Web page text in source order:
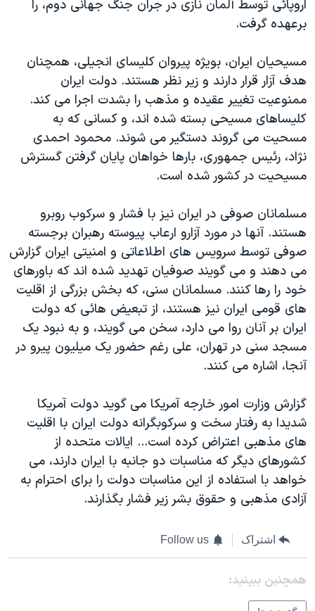
اروپائی توسط آلمان نازی در جران جنگ جهانی دوم، را
برعهده گرفت.
مسیحیان ایران، بویژه پیروان کلیسای انجیلی، همچنان
هدف آزار قرار دارند و زیر نظر هستند. دولت ایران
ممنوعیت تغییر عقیده و مذهب را بشدت اجرا می کند.
کلیساهای مسیحی بسته شده اند، و کسانی که به
مسحیت می گروند دستگیر می شوند. محمود احمدی
نژاد، رئیس جمهوری، بارها خواهان پایان گرفتن گسترش
مسیحیت در کشور شده است.
مسلمانان صوفی در ایران نیز با فشار و سرکوب روبرو
هستند. آنها در مورد آزارو ارعاب پیوسته رهبران برجسته
صوفی توسط سرویس های اطلاعاتی و امنیتی ایران گزارش
می دهند و می گویند صوفیان تهدید شده اند که باورهای
خود را رها کنند. مسلمانان سنی، که بخش بزرگی از اقلیت
های قومی ایران نیز هستند، از تبعیض هائی که دولت
ایران بر آنان روا می دارد، سخن می گویند، و به نبود یک
مسجد سنی در تهران، علی رغم حضور یک میلیون پیرو در
آنجا، اشاره می کنند.
گزارش وزارت امور خارجه آمریکا می گوید دولت آمریکا
شدیدا به رفتار سخت و سرکوبگرانه دولت ایران با اقلیت
های مذهبی اعتراض کرده است... ایالات متحده از
کشورهای دیگر که مناسبات دو جانبه با ایران دارند، می
خواهد با استفاده از این مناسبات دولت را برای احترام به
آزادی مذهبی و حقوق بشر زیر فشار بگذارند.
اشتراک Follow us
همچنبن ببینید: